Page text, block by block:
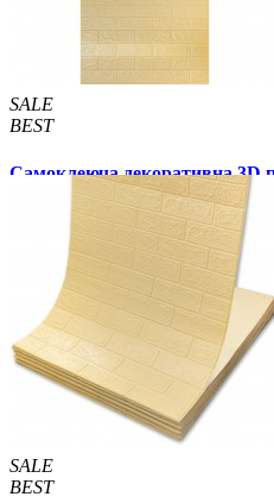
SALE
BEST
Самоклеюча декоративна 3D
рулоні 20 м 20000x700x3мм
1799 грн. 2899 грн./шт
Купити В закладки
SALE
BEST